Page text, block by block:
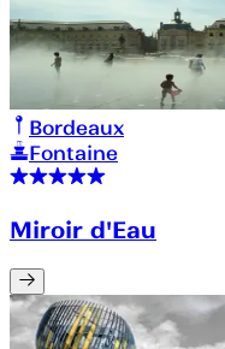
Bordeaux
Fontaine
Miroir d'Eau